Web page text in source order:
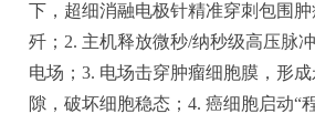
下，超细消融电极针精准穿刺包围
歼；2. 主机释放微秒/纳秒级高压脉
电场；3. 电场击穿肿瘤细胞膜，形
隙，破坏细胞稳态；4. 癌细胞启动“